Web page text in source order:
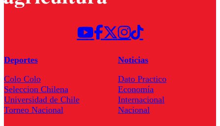
Deportes
Colo Colo
Seleccion Chilena
Universidad de Chile
Torneo Nacional
Noticias
Dato Practico
Economía
Internacional
Nacional